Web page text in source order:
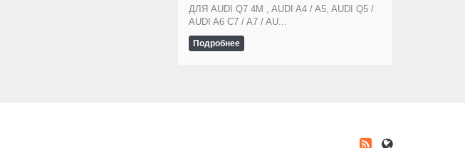
ДЛЯ AUDI Q7 4M , AUDI A4 / A5, AUDI Q5 /
AUDI A6 C7 / A7 / AU...
Подробнее